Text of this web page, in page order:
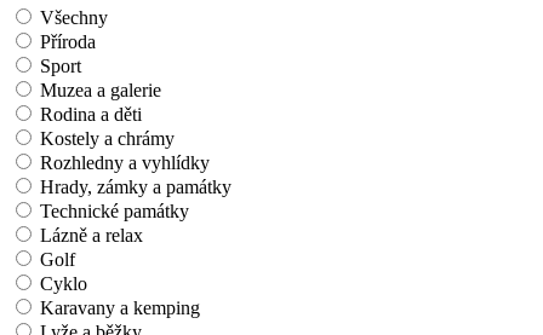
Všechny
Příroda
Sport
Muzea a galerie
Rodina a děti
Kostely a chrámy
Rozhledny a vyhlídky
Hrady, zámky a památky
Technické památky
Lázně a relax
Golf
Cyklo
Karavany a kemping